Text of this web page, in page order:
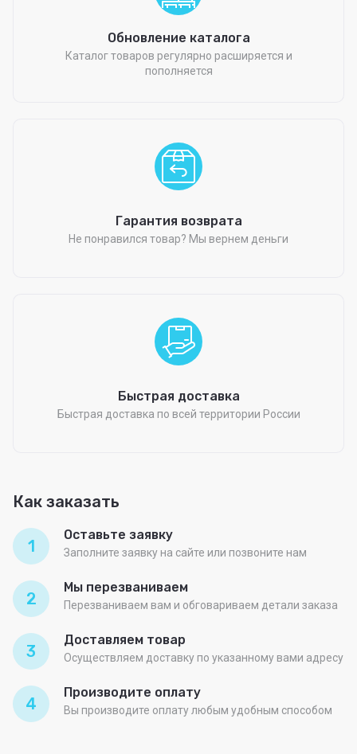
Обновление каталога
Каталог товаров регулярно расширяется и
пополняется
Гарантия возврата
Не понравился товар? Мы вернем деньги
Быстрая доставка
Быстрая доставка по всей территории России
Как заказать
1
Оставьте заявку
Заполните заявку на сайте или позвоните нам
2
Мы перезваниваем
Перезваниваем вам и обговариваем детали заказа
3
Доставляем товар
Осуществляем доставку по указанному вами адресу
4
Производите оплату
Вы производите оплату любым удобным способом